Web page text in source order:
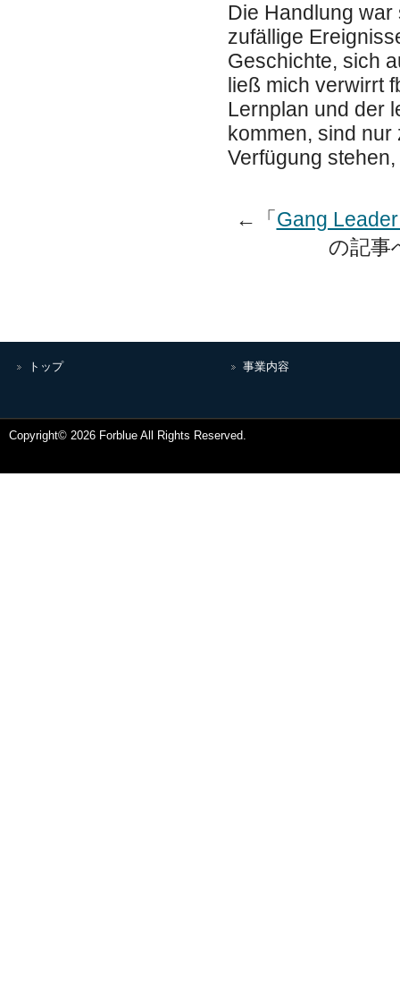
Die Handlung
zufällige
Geschichte, sich
ließ mich verwirrt
Lernplan und der
kommen, sind
Verfügung
←「Gang
の記事
トップ 事業内容
Copyright© 2026 Forblue All Rights Reserved.